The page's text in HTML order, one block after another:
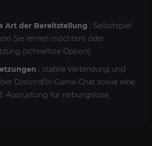
Art der Bereitstellung : Selbstspiel
Sie lernen möchten) oder
(schnellste Option).
: stabile Verbindung und
Discord/In-Game-Chat sowie eine
Ausrüstung für reibungslose